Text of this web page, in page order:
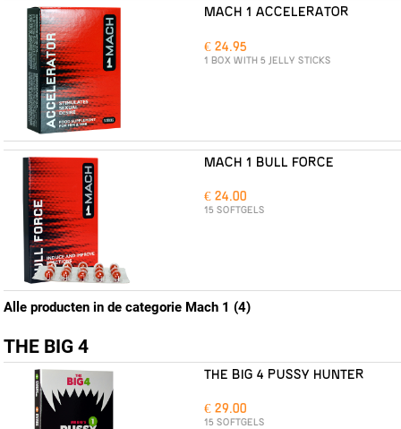
MACH 1 ACCELERATOR
€ 24.95
1 BOX WITH 5 JELLY STICKS
MACH 1 BULL FORCE
€ 24.00
15 SOFTGELS
Alle producten in de categorie Mach 1 (4)
THE BIG 4
THE BIG 4 PUSSY HUNTER
€ 29.00
15 SOFTGELS